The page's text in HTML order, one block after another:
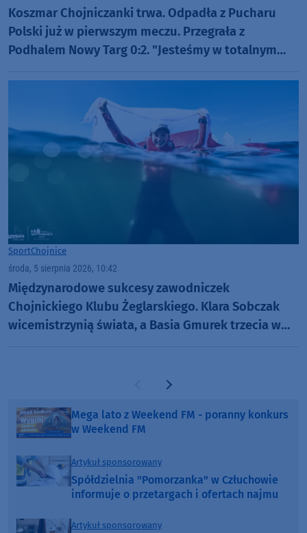
Koszmar Chojniczanki trwa. Odpadła z Pucharu
Polski już w pierwszym meczu. Przegrała z
Podhalem Nowy Targ 0:2. "Jesteśmy w totalnym
SportChojnice
środa, 5 sierpnia 2026, 10:42
Międzynarodowe sukcesy zawodniczek
Chojnickiego Klubu Żeglarskiego. Klara Sobczak
wicemistrzynią świata, a Basia Gmurek trzecia w
Poprzednia strona
Następna strona
Mega lato z Weekend FM - poranny konkurs
w Weekend FM
Artykuł sponsorowany
Spółdzielnia "Pomorzanka" w Człuchowie
informuje o przetargach i ofertach najmu
Artykuł sponsorowany